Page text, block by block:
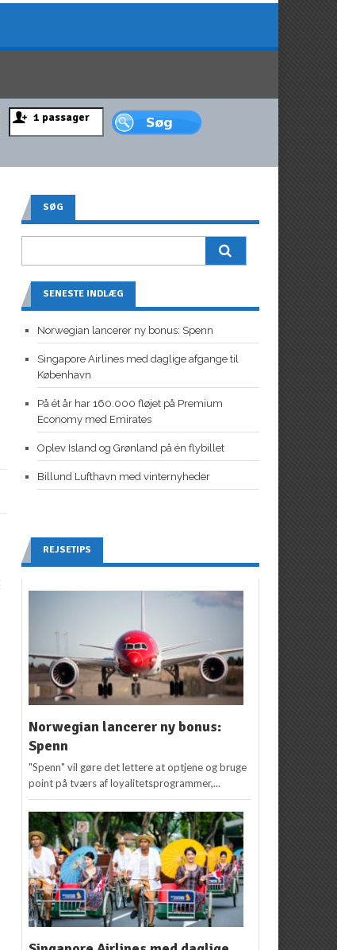
SØG
SENESTE INDLÆG
Norwegian lancerer ny bonus: Spenn
Singapore Airlines med daglige afgange til
København
På ét år har 160.000 fløjet på Premium
Economy med Emirates
Oplev Island og Grønland på én flybillet
Billund Lufthavn med vinternyheder
REJSETIPS
Norwegian lancerer ny bonus:
Spenn
"Spenn" vil gøre det lettere at optjene og bruge
point på tværs af loyalitetsprogrammer,...